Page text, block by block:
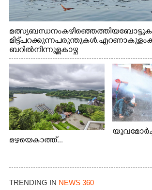
മത്സ്യബന്ധനം കഴിഞ്ഞെത്തിയ
മിട്ട് പറക്കുന്ന പരുന്തുകൾ. എറണാകുളം
ബറിൽ നിന്നുള്ള കാഴ്ച
മഴയെകാത്ത്...
TRENDING IN NEWS 360